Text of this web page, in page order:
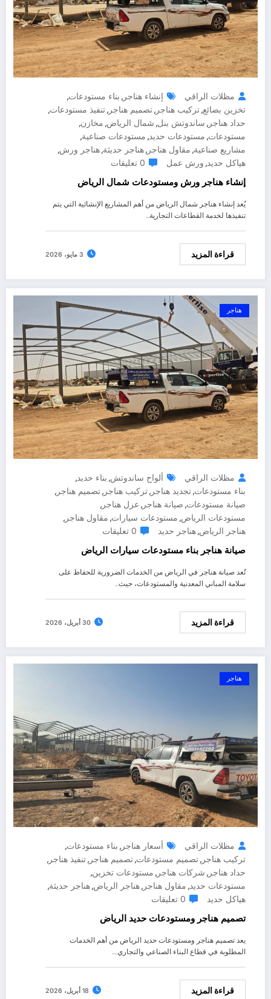
مظلات الراقي إنشاء هناجر , بناء مستودعات,
تخزين بضائع,تركيب هناجر ,تصميم هناجر ,تنفيذ مستودعات,
حداد هناجر , ساندوتش بنل, شمال الرياض, مخازن,
مستودعات, مستودعات حديد, مستودعات صناعية,
مشاريع صناعية, مقاول هناجر ,هناجر حديثة,هناجر ورش,
هياكل حديد, ورش عمل 0 تعليقات
إنشاء هناجر ورش ومستودعات شمال الرياض
يُعد إنشاء هناجر شمال الرياض من أهم المشاريع الإنشائية التي يتم
تنفيذها لخدمة القطاعات التجارية…
قراءة المزيد 3 مايو، 2026
هناجر
مظلات الراقي ألواح ساندوتش, بناء حديد,
بناء مستودعات,تجديد هناجر ,تركيب هناجر ,تصميم هناجر ,
صيانة مستودعات, صيانة هناجر , عزل هناجر ,
مستودعات الرياض, مستودعات سيارات, مقاول هناجر ,
هناجر الرياض,هناجر حديد 0 تعليقات
صيانة هناجر بناء مستودعات سيارات الرياض
تُعد صيانة هناجر في الرياض من الخدمات الضرورية للحفاظ على
سلامة المباني المعدنية والمستودعات، حيث…
قراءة المزيد 30 أبريل، 2026
هناجر
مظلات الراقي أسعار هناجر , بناء مستودعات,
تركيب هناجر ,تصميم مستودعات,تصميم هناجر ,تنفيذ هناجر ,
حداد هناجر , شركات هناجر , مستودعات تخزين,
مستودعات حديد, مقاول هناجر ,هناجر الرياض,هناجر حديثة,
هياكل حديد
0 تعليقات
تصميم هناجر ومستودعات حديد الرياض
يعد تصميم هناجر ومستودعات حديد الرياض من أهم الخدمات
المطلوبة في قطاع البناء الصناعي والتجاري.…
قراءة المزيد 18 أبريل، 2026